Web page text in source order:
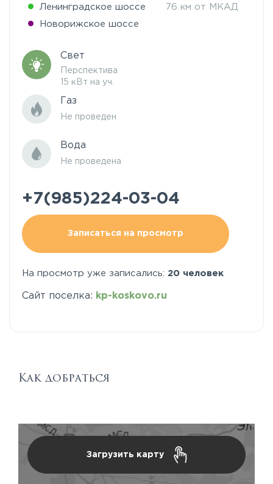
Ленинградское шоссе 76 км от МКАД
Новорижское шоссе
Свет
Перспектива
15 кВт на уч.
Газ
Не проведен
Вода
Не проведена
+7(985)224-03-04
Записаться на просмотр
На просмотр уже записались: 20 человек
Сайт поселка: kp-koskovo.ru
Как добраться
Загрузить карту